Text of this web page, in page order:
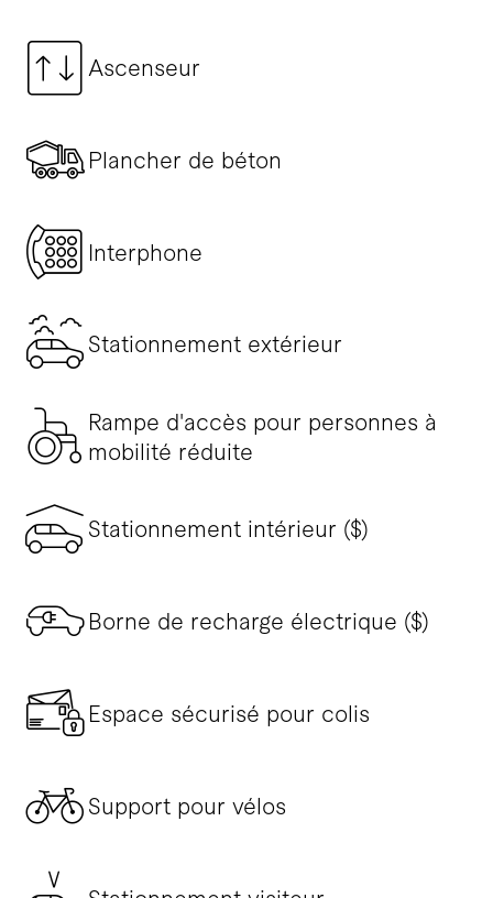
Ascenseur
Plancher de béton
Interphone
Stationnement extérieur
Rampe d'accès pour personnes à
mobilité réduite
Stationnement intérieur ($)
Borne de recharge électrique ($)
Espace sécurisé pour colis
Support pour vélos